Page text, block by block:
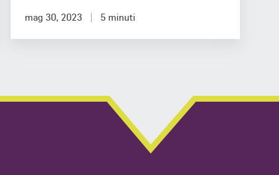
mag 30, 2023 5 minuti